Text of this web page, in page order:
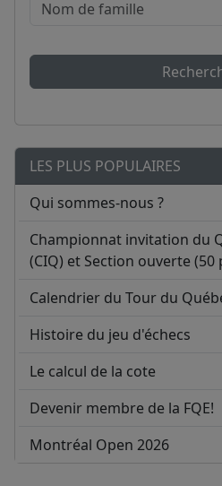
LES PLUS POPULAIRES
Qui sommes-nous ?
Championnat invitation du
(CIQ) et Section ouverte (50
Calendrier du Tour du
Histoire du jeu d'échecs
Le calcul de la cote
Devenir membre de la FQE!
Montréal Open 2026